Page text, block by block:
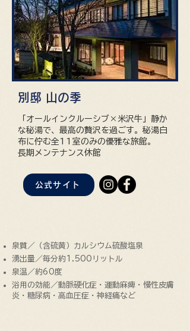
別邸 山の季
「オールインクルーシブ×米沢牛」静か
な秘湯で、最高の贅沢を過ごす。秘湯白
布に佇む全11室のみの優雅な旅館。
​長期メンテナンス休館
公式サイト
泉質／（含硫黄）カルシウム硫酸塩泉
湧出量／毎分約1.500リットル
泉温／約60度
浴用の効能／動脈硬化症・運動麻痺・慢性皮膚
炎・糖尿病・高血圧症・神経痛など